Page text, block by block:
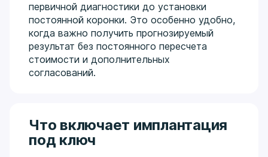
им. Георгиевского (2013), ординатура (2015). Имеет
действующие сертификаты по общей практике,
ортопедии, хирургии и организации
здравоохранения. Действующий член Ассоциации
стоматологов России. Системно изучает
передовые реабилитационные и окклюзионные
первичной диагностики до установки
постоянной коронки. Это особенно удобно,
когда важно получить прогнозируемый
результат без постоянного пересчета
стоимости и дополнительных
согласований.
Что включает имплантация
под ключ